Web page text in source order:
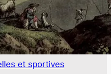
et sportives